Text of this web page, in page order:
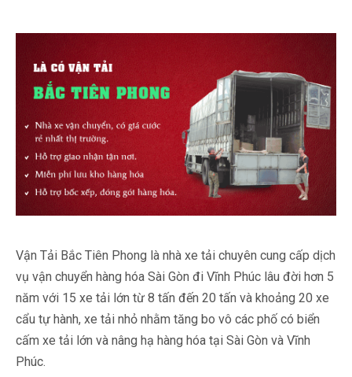
Vận Tải Bắc Tiên Phong là nhà xe tải chuyên cung cấp dịch
vụ vận chuyển hàng hóa Sài Gòn đi Vĩnh Phúc lâu đời hơn 5
năm với 15 xe tải lớn từ 8 tấn đến 20 tấn và khoảng 20 xe
cẩu tự hành, xe tải nhỏ nhằm tăng bo vô các phố có biển
cấm xe tải lớn và nâng hạ hàng hóa tại Sài Gòn và Vĩnh
Phúc.